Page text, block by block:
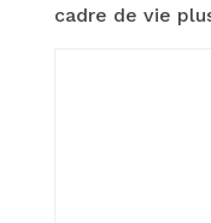
cadre de vie